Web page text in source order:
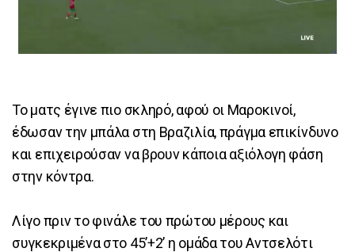
Το ματς έγινε πιο σκληρό, αφού οι Μαροκινοί,
έδωσαν την μπάλα στη Βραζιλία, πράγμα επικίνδυνο
και επιχειρούσαν να βρουν κάποια αξιόλογη φάση
στην κόντρα.
Λίγο πριν το φινάλε του πρώτου μέρους και
συγκεκριμένα στο 45’+2’ η ομάδα του Αντσελότι